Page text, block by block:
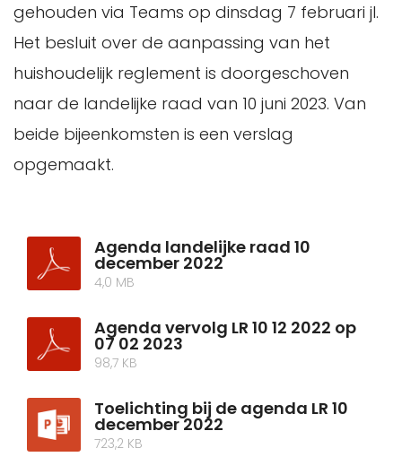
gehouden via Teams op dinsdag 7 februari jl.
Het besluit over de aanpassing van het
huishoudelijk reglement is doorgeschoven
naar de landelijke raad van 10 juni 2023. Van
beide bijeenkomsten is een verslag
opgemaakt.
Agenda landelijke raad 10
december 2022
4,0 MB
Agenda vervolg LR 10 12 2022 op
07 02 2023
98,7 KB
Toelichting bij de agenda LR 10
december 2022
723,2 KB